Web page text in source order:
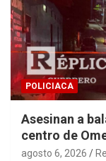
POLICIACA
Asesinan a
centro de
agosto 6, 2026